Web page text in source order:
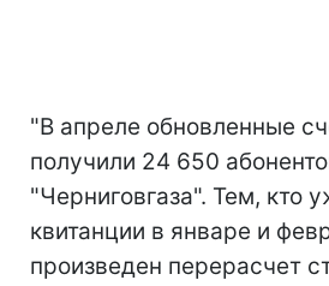
"В апреле обновленные
получили 24 650
"Черниговгаза". Тем, кто
квитанции в январе и
произведен перерасчет